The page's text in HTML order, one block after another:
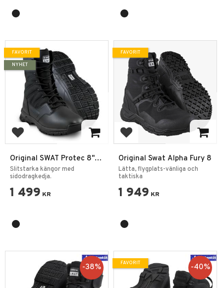
Lägg till i favoriter
Original SWAT Protec 8"
SZ
Slitstarka kängor med
sidodragkedja.
1 499 KR
FAVORIT
NYHET
Lägg till i favoriter
Original Swat Alpha Fury 8
Lätta, flygplats-vänliga och
taktiska
1 949 KR
FAVORIT
38% 40%
FAVORIT